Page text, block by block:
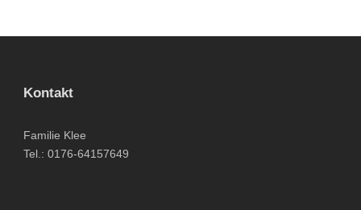
Kontakt
Familie Klee
Tel.: 0176-64157649